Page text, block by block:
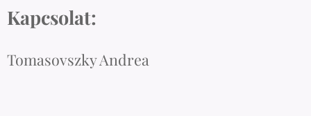
Kapcsolat:
Tomasovszky Andrea